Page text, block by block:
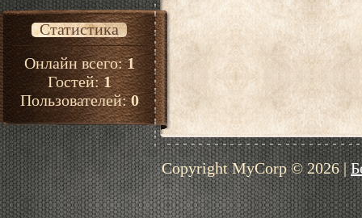
Статистика
Онлайн всего:1
Гостей:1
Пользователей:0
Copyright MyCorp © 2026|